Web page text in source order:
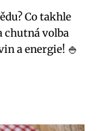
Co takhle
chutná volba
a energie! 🍚